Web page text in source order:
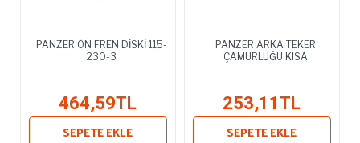
PANZER ÖN FREN DİSKİ 115-
230-3
464,59TL
SEPETE EKLE
PANZER ARKA TEKER
ÇAMURLUĞU KISA
253,11TL
SEPETE EKLE